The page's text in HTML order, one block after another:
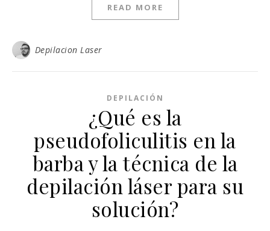
READ MORE
Depilacion Laser
DEPILACIÓN
¿Qué es la
pseudofoliculitis en la
barba y la técnica de la
depilación láser para su
solución?